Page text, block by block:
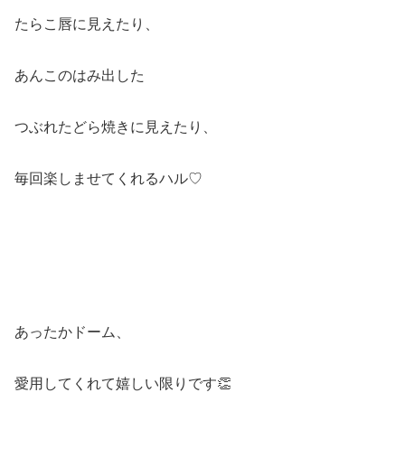
たらこ唇に見えたり、
あんこのはみ出した
つぶれたどら焼きに見えたり、
毎回楽しませてくれるハル♡
あったかドーム、
愛用してくれて嬉しい限りです👏